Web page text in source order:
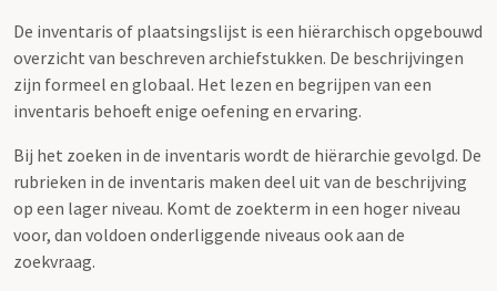
De inventaris of plaatsingslijst is een hiërarchisch opgebouwd
overzicht van beschreven archiefstukken. De beschrijvingen
zijn formeel en globaal. Het lezen en begrijpen van een
inventaris behoeft enige oefening en ervaring.
Bij het zoeken in de inventaris wordt de hiërarchie gevolgd. De
rubrieken in de inventaris maken deel uit van de beschrijving
op een lager niveau. Komt de zoekterm in een hoger niveau
voor, dan voldoen onderliggende niveaus ook aan de
zoekvraag.